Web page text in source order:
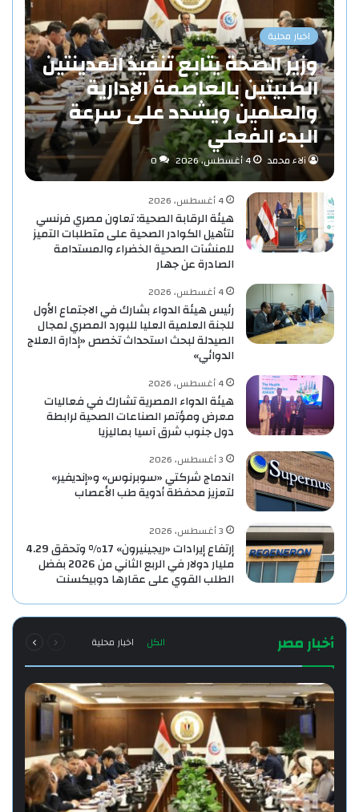
اخبار محلية
وزير الصحة يتابع تنفيذ المدينتين
الطبيتين بالعاصمة الإدارية
والعلمين ويشدد على سرعة
البدء الفعلي
آلاء محمد 4 أغسطس، 2026 0
4 أغسطس، 2026
هيئة الرقابة الصحية: تعاون مصري فرنسي
لتأهيل الكوادر الصحية على متطلبات التميز
للمنشآت الصحية الخضراء والمستدامة
الصادرة عن جهار
4 أغسطس، 2026
رئيس هيئة الدواء بشارك في الاجتماع الأول
للجنة العلمية العليا للبورد المصري لمجال
الصيدلة لبحث استحداث تخصص «إدارة العلاج
الدوائي»
4 أغسطس، 2026
هيئة الدواء المصرية تشارك في فعاليات
معرض ومؤتمر الصناعات الصحية لرابطة
دول جنوب شرق آسيا بماليزيا
3 أغسطس، 2026
اندماج شركتي «سوبرنوس» و«إنديفير»
لتعزيز محفظة أدوية طب الأعصاب
3 أغسطس، 2026
إرتفاع إيرادات «ريجينيرون» 17% وتحقق 4.29
مليار دولار في الربع الثاني من 2026 بفضل
الطلب القوي على عقارها دوبيكسنت
أخبار مصر الكل اخبار محلية الصفحةالصفحة